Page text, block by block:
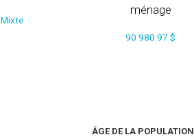
Mixte
ménage
90 980.97 $
ÂGE DE LA POPULATION